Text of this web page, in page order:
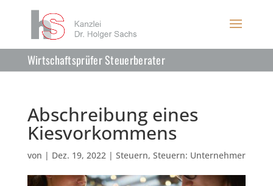
Wirtschaftsprüfer Steuerberater
Abschreibung eines
Kiesvorkommens
von | Dez. 19, 2022| Steuern, Steuern: Unternehmer